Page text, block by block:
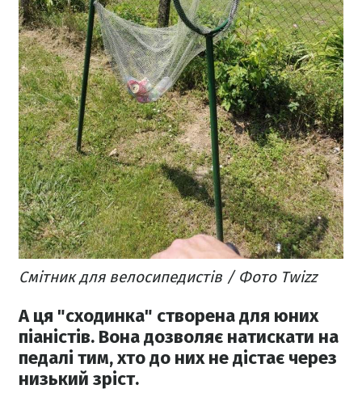
Смітник для велосипедистів / Фото Twizz
А ця "сходинка" створена для юних
піаністів. Вона дозволяє натискати на
педалі тим, хто до них не дістає через
низький зріст.